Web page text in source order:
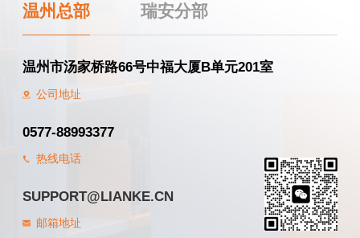
温州总部 瑞安分部
温州市汤家桥路66号中福大厦B单元201室
公司地址
0577-88993377
热线电话
SUPPORT@LIANKE.CN
邮箱地址